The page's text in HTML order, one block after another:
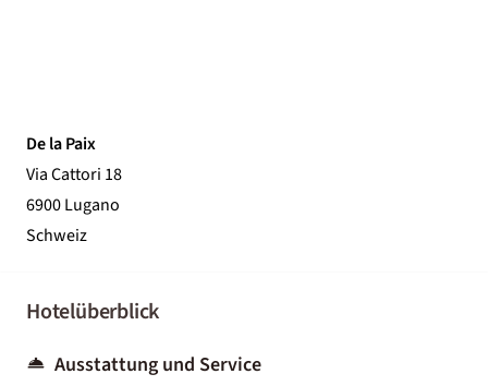
De la Paix
Via Cattori 18
6900 Lugano
Schweiz
Hotelüberblick
Ausstattung und Service